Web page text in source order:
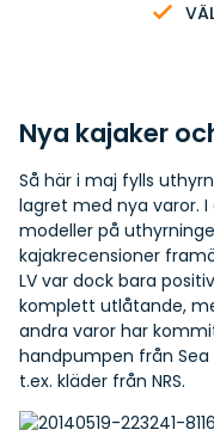
Nya kajaker
Så här i maj fylls
lagret med nya varor.
modeller på
kajakrecensioner
LV var dock bara
komplett utlåtande,
andra varor har
handpumpen från
t.ex. kläder från NRS.